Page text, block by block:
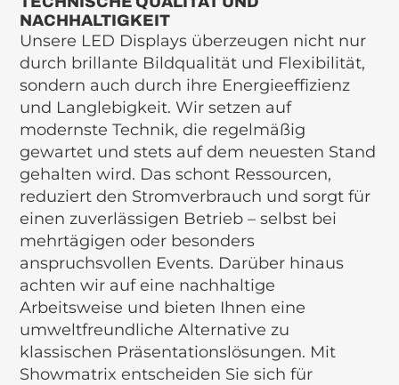
NACHHALTIGKEIT
Unsere LED Displays überzeugen nicht nur
durch brillante Bildqualität und Flexibilität,
sondern auch durch ihre Energieeffizienz
und Langlebigkeit. Wir setzen auf
modernste Technik, die regelmäßig
gewartet und stets auf dem neuesten Stand
gehalten wird. Das schont Ressourcen,
reduziert den Stromverbrauch und sorgt für
einen zuverlässigen Betrieb – selbst bei
mehrtägigen oder besonders
anspruchsvollen Events. Darüber hinaus
achten wir auf eine nachhaltige
Arbeitsweise und bieten Ihnen eine
umweltfreundliche Alternative zu
klassischen Präsentationslösungen. Mit
Showmatrix entscheiden Sie sich für